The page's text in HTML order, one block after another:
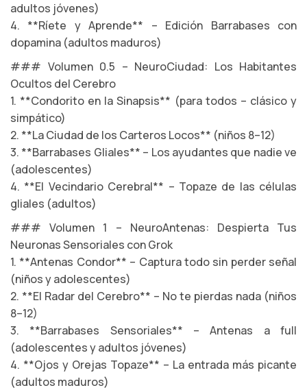
adultos jóvenes)
4. **Ríete y Aprende** – Edición Barrabases con
dopamina (adultos maduros)
### Volumen 0.5 – NeuroCiudad: Los Habitantes
Ocultos del Cerebro
1. **Condorito en la Sinapsis** (para todos – clásico y
simpático)
2. **La Ciudad de los Carteros Locos** (niños 8–12)
3. **Barrabases Gliales** – Los ayudantes que nadie ve
(adolescentes)
4. **El Vecindario Cerebral** – Topaze de las células
gliales (adultos)
### Volumen 1 – NeuroAntenas: Despierta Tus
Neuronas Sensoriales con Grok
1. **Antenas Condor** – Captura todo sin perder señal
(niños y adolescentes)
2. **El Radar del Cerebro** – No te pierdas nada (niños
8–12)
3. **Barrabases Sensoriales** – Antenas a full
(adolescentes y adultos jóvenes)
4. **Ojos y Orejas Topaze** – La entrada más picante
(adultos maduros)